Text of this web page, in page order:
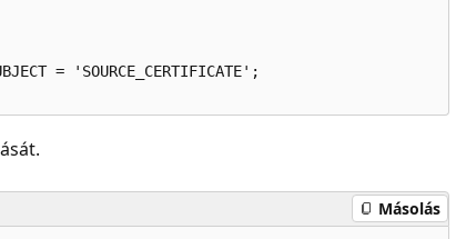
= 'SOURCE_CERTIFICATE';
Másolás